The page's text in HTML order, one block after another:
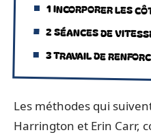
1 INCORPORER LES
2 SÉANCES DE
3 TRAVAIL DE
Les méthodes qui
Harrington et Erin Carr,